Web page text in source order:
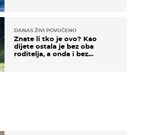
DANAS ŽIVI POVUČENO
Znate li tko je ovo? Kao
dijete ostala je bez oba
roditelja, a onda i bez